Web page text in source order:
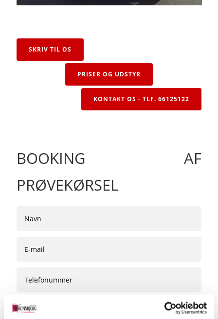
SKRIV TIL OS
PRISER OG UDSTYR
KONTAKT OS - TLF. 66125122
BOOKING AF
PRØVEKØRSEL